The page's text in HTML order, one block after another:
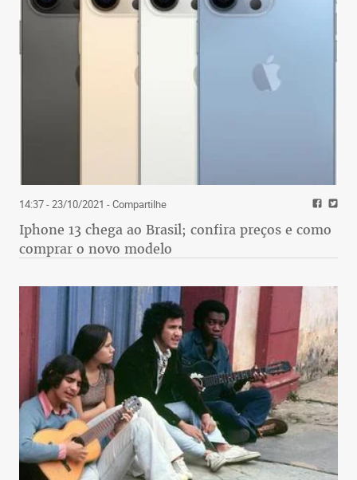
14:37 - 23/10/2021 - Compartilhe
Iphone 13 chega ao Brasil; confira preços e como
comprar o novo modelo